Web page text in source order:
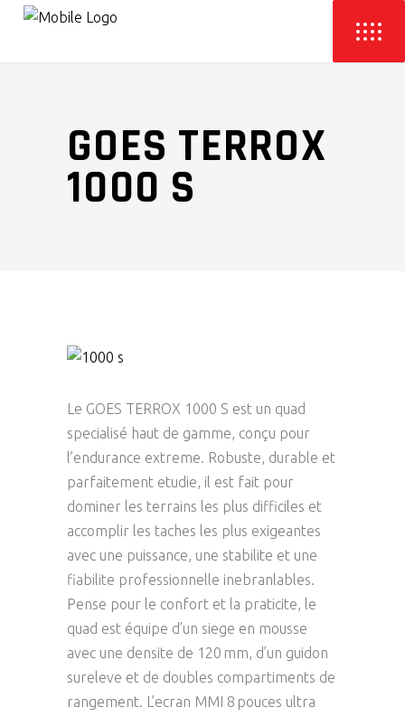
GOES TERROX
1000 S
Le GOES TERROX 1000 S est un quad
specialisé haut de gamme, conçu pour
l’endurance extreme. Robuste, durable et
parfaitement etudie, il est fait pour
dominer les terrains les plus difficiles et
accomplir les taches les plus exigeantes
avec une puissance, une stabilite et une
fiabilite professionnelle inebranlables.
Pense pour le confort et la praticite, le
quad est équipe d’un siege en mousse
avec une densite de 120 mm, d’un guidon
sureleve et de doubles compartiments de
rangement. L’ecran MMI 8 pouces ultra